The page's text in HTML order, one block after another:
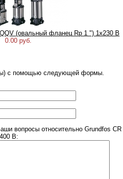
(овальный фланец Rp 1 ") 1х230 В
0.00 руб.
с помощью следующей формы.
вопросы относительно Grundfos CR
В: